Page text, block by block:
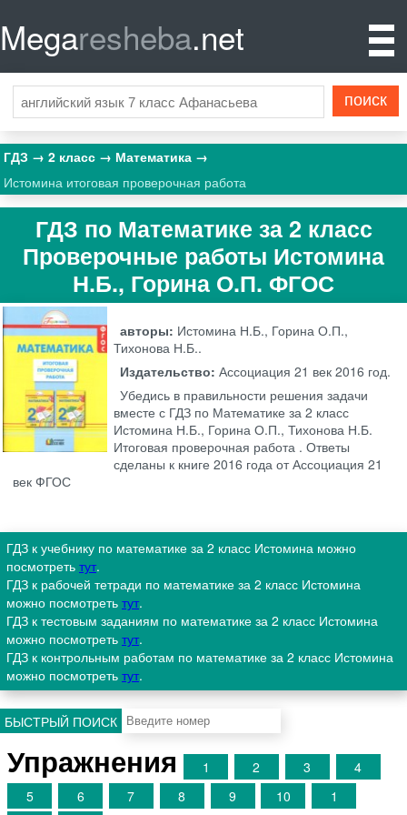
Megaresheba.net
ГДЗ 2 класс
Математика
Истомина итоговая проверочная работа
ГДЗ по Математике за 2 класс
Проверочные работы Истомина
Н.Б., Горина О.П. ФГОС
авторы: Истомина Н.Б., Горина О.П.,
Тихонова Н.Б..
Издательство:Ассоциация 21 век 2016 год.
Убедись в правильности решения задачи
вместе с ГДЗ по Математике за 2 класс
Истомина Н.Б., Горина О.П., Тихонова Н.Б.
Итоговая проверочная работа . Ответы
сделаны к книге 2016 года от Ассоциация 21
век ФГОС
ГДЗ к учебнику по математике за 2 класс Истомина можно
посмотреть тут.
ГДЗ к рабочей тетради по математике за 2 класс Истомина
можно посмотреть тут.
ГДЗ к тестовым заданиям по математике за 2 класс Истомина
можно посмотреть тут.
ГДЗ к контрольным работам по математике за 2 класс Истомина
можно посмотреть тут.
БЫСТРЫЙ ПОИСК
Упражнения 1 2 3
4
5
6 7 8 9 10 1